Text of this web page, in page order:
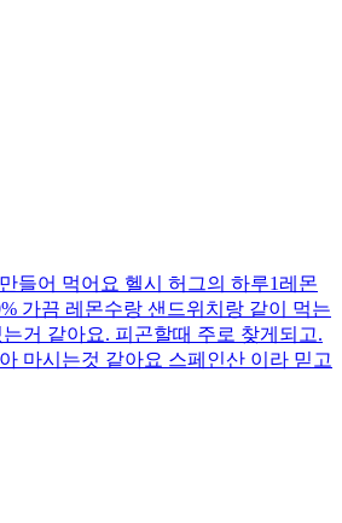
들어 먹어요 헬시 허그의 하루1레몬
가끔 레몬수랑 샌드위치랑 같이 먹는
거 같아요. 피곤할때 주로 찾게되고.
마시는것 같아요 스페인산 이라 믿고